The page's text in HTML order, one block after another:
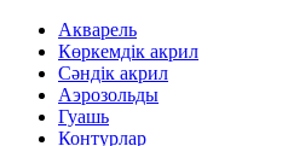
Акварель
Көркемдік акрил
Сәндік акрил
Аэрозольды
Гуашь
Контурлар